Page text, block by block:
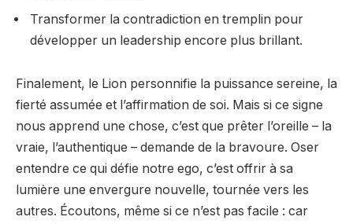
Transformer la contradiction en tremplin pour
développer un leadership encore plus brillant.
Finalement, le Lion personnifie la puissance sereine, la
fierté assumée et l’affirmation de soi. Mais si ce signe
nous apprend une chose, c’est que prêter l’oreille – la
vraie, l’authentique – demande de la bravoure. Oser
entendre ce qui défie notre ego, c’est offrir à sa
lumière une envergure nouvelle, tournée vers les
autres. Écoutons, même si ce n’est pas facile : car